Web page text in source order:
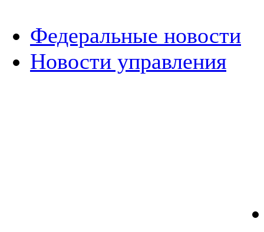
Федеральные новости
Новости управления